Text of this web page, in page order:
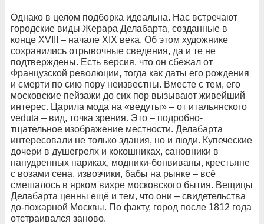
Однако в целом подборка идеальна. Нас встречают
городские виды Жерара Делабарта, созданные в
конце XVIII – начале XIX века. Об этом художнике
сохранились отрывочные сведения, да и те не
подтверждены. Есть версия, что он сбежал от
Французской революции, тогда как даты его рождения
и смерти по сию пору неизвестны. Вместе с тем, его
московские пейзажи до сих пор вызывают живейший
интерес. Царила мода на «ведуты» – от итальянского
veduta – вид, точка зрения. Это – подробно-
тщательное изображение местности. Делабарта
интересовали не только здания, но и люди. Купеческие
дочери в душегреях и кокошниках, сановники в
напудренных париках, модники-бонвиваны, крестьяне
с возами сена, извозчики, бабы на рынке – всё
смешалось в ярком вихре московского бытия. Вещицы
Делабарта ценны ещё и тем, что они – свидетельства
до-пожарной Москвы. По факту, город после 1812 года
отстраивался заново.